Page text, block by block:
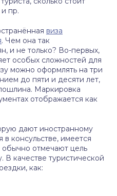
пр.
виза
. Чем она так
и не только? Во-первых,
особых сложностей для
можно оформлять на три
до пяти и десяти лет,
Маркировка
отображается как
дают иностранному
консульстве, имеется
обычно отмечают цель
В качестве туристической
как: